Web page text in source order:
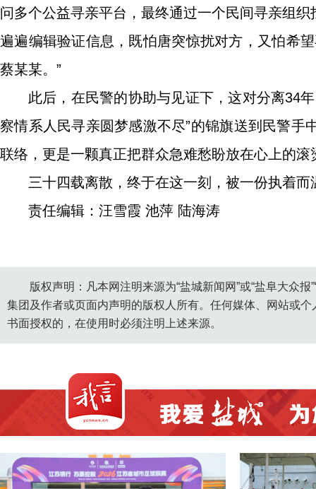
问多个公益寻亲平台，最终通过一个民间寻亲组
遍遍编辑验证信息，既怕唐突惊扰对方，又怕希
蔡某某。”
此后，在民警的协助与见证下，这对分离34
察情系人民寻亲圆梦感激不尽”的锦旗送到民警
联络，更是一颗真正把群众急难愁盼放在心上的滚
三十四载离散，终于在这一刻，被一份执着
责任编辑：汪雪霞 池萍 陆海涛
版权声明：凡本网注明来源为“盐城新闻网”或“盐阜大众
集团及作者或页面内声明的版权人所有。任何媒体、网站或
书面授权的，在使用时必须注明上述来源。